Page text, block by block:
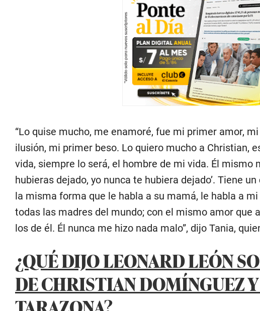
“Lo quise mucho, me enamoré, fue mi primer amor,
ilusión, mi primer beso. Lo quiero mucho a Christian,
vida, siempre lo será, el hombre de mi vida. Él mismo
hubieras dejado, yo nunca te hubiera dejado’. Tiene
la misma forma que le habla a su mamá, le habla a
todas las madres del mundo; con el mismo amor que
los de él. Él nunca me hizo nada malo”, dijo Tania,
¿QUÉ DIJO LEONARD LEÓN
DE CHRISTIAN DOMÍNGUEZ